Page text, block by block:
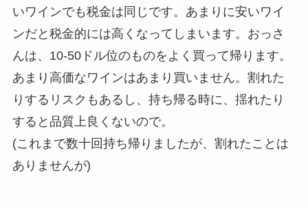
いワインでも税金は同じです。あまりに安いワイ
ンだと税金的には高くなってしまいます。おっさ
んは、10-50ドル位のものをよく買って帰ります。
あまり高価なワインはあまり買いません。割れた
りするリスクもあるし、持ち帰る時に、揺れたり
すると品質上良くないので。
(これまで数十回持ち帰りましたが、割れたことは
ありませんが)